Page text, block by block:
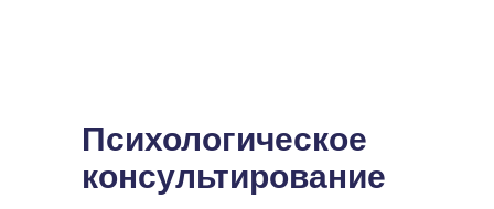
Психологическое
консультирование